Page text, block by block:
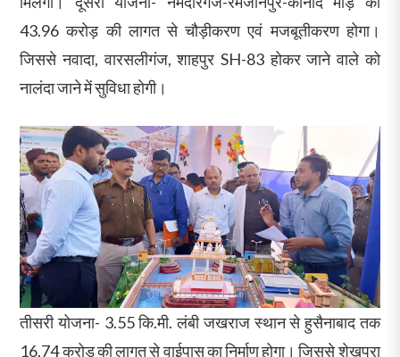
43.96 करोड़ की लागत से चौड़ीकरण एवं मजबूतीकरण होगा।
जिससे नवादा, वारसलीगंज, शाहपुर SH-83 होकर जाने वाले को
नालंदा जाने में सुविधा होगी।
तीसरी योजना- 3.55 कि.मी. लंबी जखराज स्थान से हुसैनाबाद तक
16.74 करोड़ की लागत से वाईपास का निर्माण होगा। जिससे शेखपुरा